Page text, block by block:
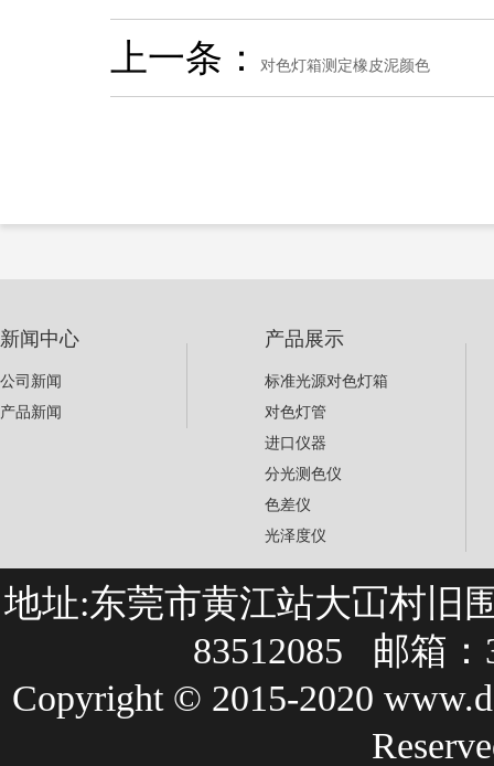
上一条： 对色灯箱测定橡皮泥颜色
新闻中心
公司新闻
产品新闻
产品展示
标准光源对色灯箱
对色灯管
进口仪器
分光测色仪
色差仪
光泽度仪
地址:东莞市黄江站大冚村旧
83512085 邮箱：
Copyright © 2015-2020